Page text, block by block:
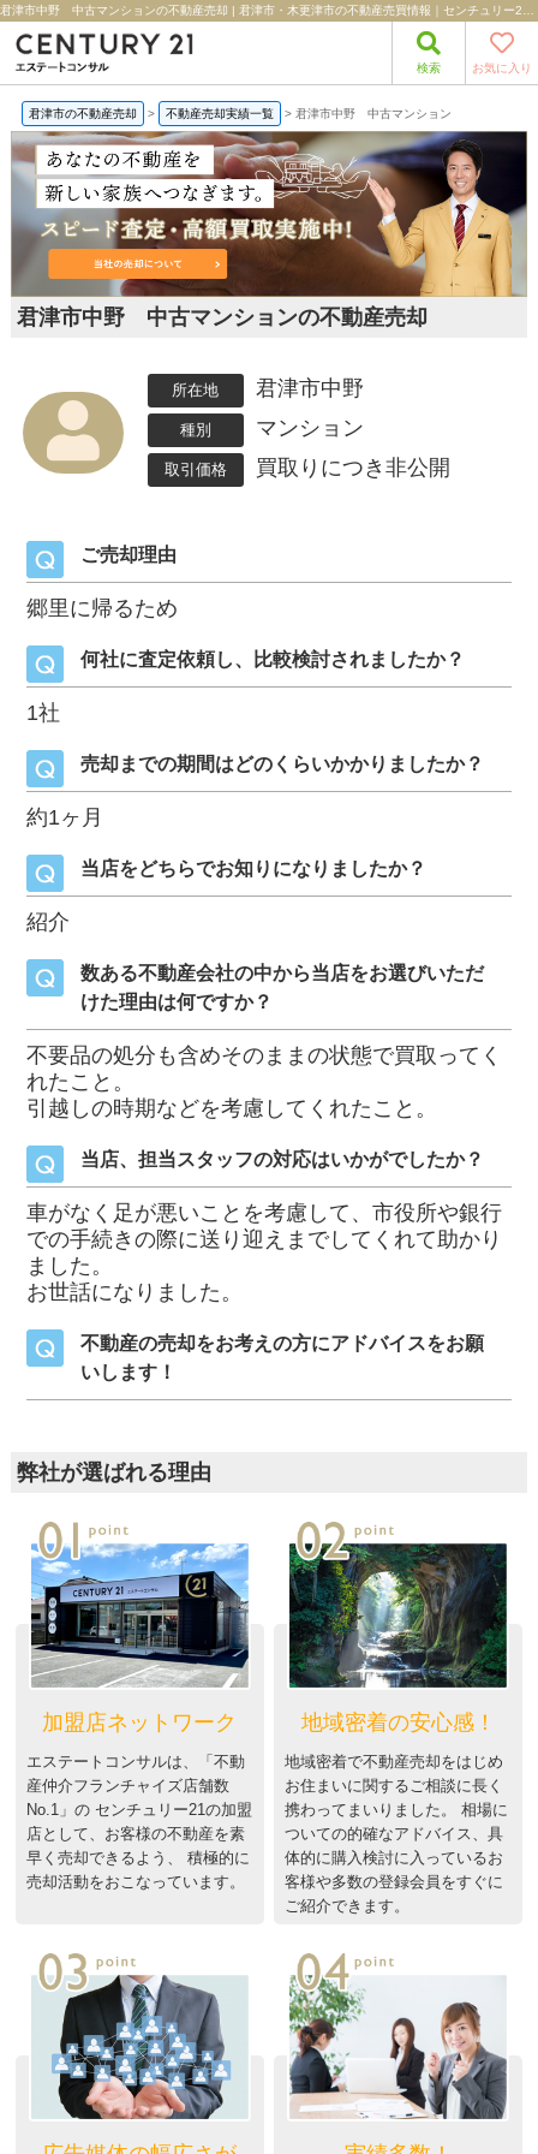
検索 お気に入り
君津市の不動産売却 > 不動産売却実績一覧 > 君津市中野 中古マンション
君津市中野 中古マンションの不動産売却
所在地 君津市中野
種別 マンション
取引価格 買取りにつき非公開
ご売却理由
郷里に帰るため
何社に査定依頼し、比較検討されましたか？
1社
売却までの期間はどのくらいかかりましたか？
約1ヶ月
当店をどちらでお知りになりましたか？
紹介
数ある不動産会社の中から当店をお選びいただ
けた理由は何ですか？
不要品の処分も含めそのままの状態で買取ってく
れたこと。
引越しの時期などを考慮してくれたこと。
当店、担当スタッフの対応はいかがでしたか？
車がなく足が悪いことを考慮して、市役所や銀行
での手続きの際に送り迎えまでしてくれて助かり
ました。
お世話になりました。
不動産の売却をお考えの方にアドバイスをお願
いします！
弊社が選ばれる理由
加盟店ネットワーク
エステートコンサルは、「不動
産仲介フランチャイズ店舗数
No.1」の センチュリー21の加盟
店として、お客様の不動産を素
早く売却できるよう、 積極的に
売却活動をおこなっています。
地域密着の安心感！
地域密着で不動産売却をはじめ
お住まいに関するご相談に長く
携わってまいりました。 相場に
ついての的確なアドバイス、具
体的に購入検討に入っているお
客様や多数の登録会員をすぐに
ご紹介できます。